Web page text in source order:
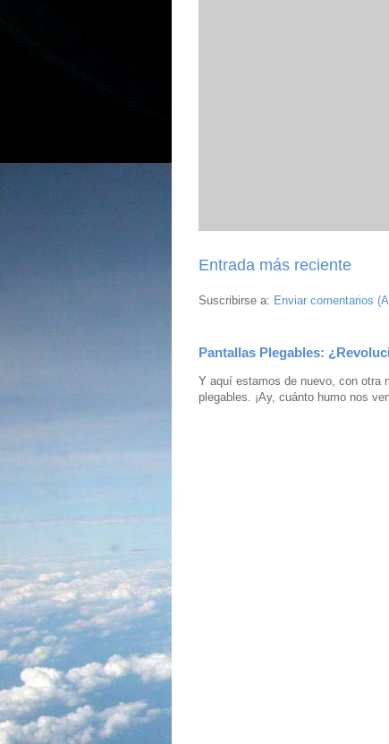
Entrada más reciente
Suscribirse a: Enviar comentarios
Pantallas Plegables:
Y aquí estamos de nuevo, con otra
plegables. ¡Ay, cuánto humo nos